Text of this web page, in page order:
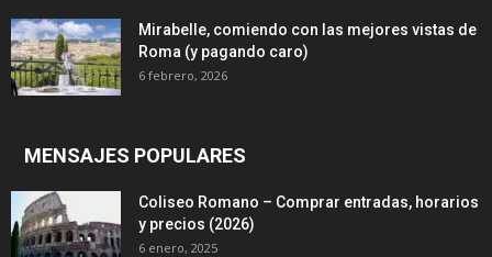
Mirabelle, comiendo con las mejores vistas de
Roma (y pagando caro)
6 febrero, 2026
MENSAJES POPULARES
Coliseo Romano – Comprar entradas, horarios
y precios (2026)
6 enero, 2025